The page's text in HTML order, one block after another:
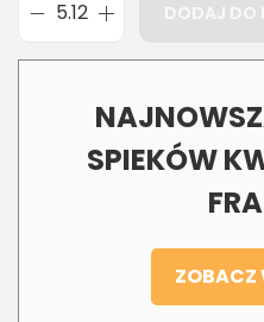
DODAJ DO
SPIEKÓW
ZOBACZ